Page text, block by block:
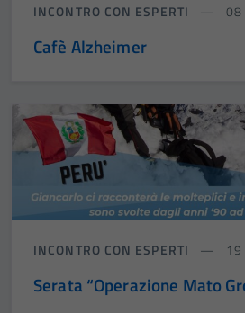
INCONTRO CON ESPERTI 08
Cafè Alzheimer
INCONTRO CON ESPERTI
Serata “Operazione Mato